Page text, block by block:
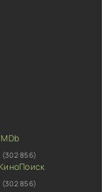
(302 856)
(302 856)